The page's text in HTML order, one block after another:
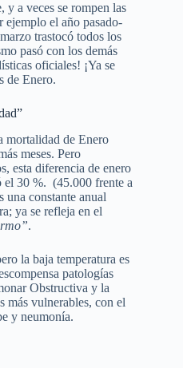
y a veces se rompen las
ejemplo el año pasado-
trastocó todos los
pasó con los demás
oficiales! ¡Ya se
de Enero.
mortalidad de Enero
meses. Pero
esta diferencia de enero
el 30 %. (45.000 frente a
una constante anual
ya se refleja en el
.
la baja temperatura es
patologías
Obstructiva y la
más vulnerables, con el
y neumonía.